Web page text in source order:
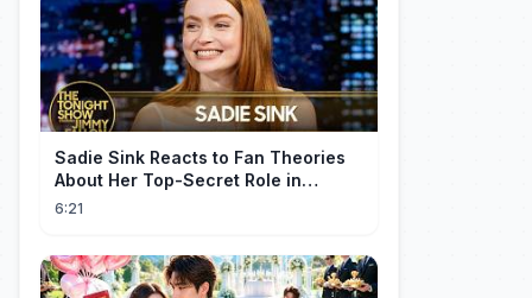
Sadie Sink Reacts to Fan Theories
About Her Top-Secret Role in
Spider-Man: Brand New Day
6:21